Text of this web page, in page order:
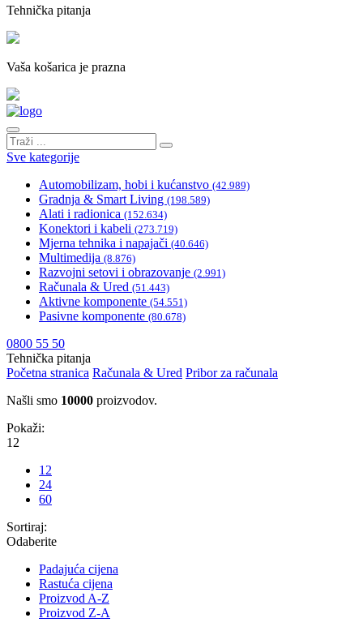
Tehnička pitanja
Vaša košarica je prazna
Sve kategorije
Automobilizam, hobi i kućanstvo (42.989)
Gradnja & Smart Living (198.589)
Alati i radionica (152.634)
Konektori i kabeli (273.719)
Mjerna tehnika i napajači (40.646)
Multimedija (8.876)
Razvojni setovi i obrazovanje (2.991)
Računala & Ured (51.443)
Aktivne komponente (54.551)
Pasivne komponente (80.678)
0800 55 50
Tehnička pitanja
Početna stranica Računala & Ured Pribor za računala
Našli smo 10000 proizvodov.
Pokaži:
12
12
24
60
Sortiraj:
Odaberite
Padajuća cijena
Rastuća cijena
Proizvod A-Z
Proizvod Z-A